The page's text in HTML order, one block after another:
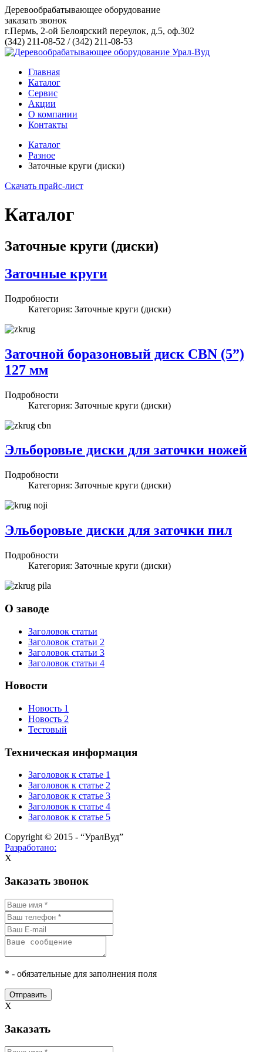
Деревообрабатывающее оборудование
заказать звонок
г.Пермь, 2-ой Белоярский переулок, д.5, оф.302
(342) 211-08-52 /(342) 211-08-53
Главная
Каталог
Сервис
Акции
О компании
Контакты
Каталог
Разное
Заточные круги (диски)
Скачать прайс-лист
Каталог
Заточные круги (диски)
Заточные круги
Подробности
Категория: Заточные круги (диски)
Заточной боразоновый диск CBN (5”)
127 мм
Подробности
Категория: Заточные круги (диски)
Эльборовые диски для заточки ножей
Подробности
Категория: Заточные круги (диски)
Эльборовые диски для заточки пил
Подробности
Категория: Заточные круги (диски)
О заводе
Заголовок статьи
Заголовок статьи 2
Заголовок статьи 3
Заголовок статьи 4
Новости
Новость 1
Новость 2
Тестовый
Техническая информация
Заголовок к статье 1
Заголовок к статье 2
Заголовок к статье 3
Заголовок к статье 4
Заголовок к статье 5
Copyright © 2015 - “УралВуд”
Разработано:
X
Заказать звонок
* - обязательные для заполнения поля
Отправить
X
Заказать